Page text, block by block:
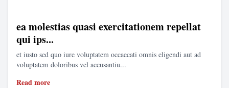
ea molestias quasi exercitationem repellat
qui ips...
et iusto sed quo iure voluptatem occaecati omnis eligendi aut ad
voluptatem doloribus vel accusantiu...
Read more